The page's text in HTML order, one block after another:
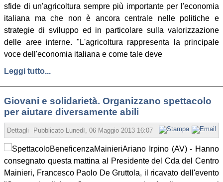
sfide di un'agricoltura sempre più importante per l'economia
italiana ma che non è ancora centrale nelle politiche e
strategie di sviluppo ed in particolare sulla valorizzazione
delle aree interne. "L'agricoltura rappresenta la principale
voce dell'economia italiana e come tale deve
Leggi tutto...
Giovani e solidarietà. Organizzano spettacolo
per aiutare diversamente abili
Dettagli Pubblicato Lunedì, 06 Maggio 2013 16:07 Scritto da Redazione
Ariano Irpino (AV) - Hanno
consegnato questa mattina al Presidente del Cda del Centro
Mainieri, Francesco Paolo De Gruttola, il ricavato dell'evento